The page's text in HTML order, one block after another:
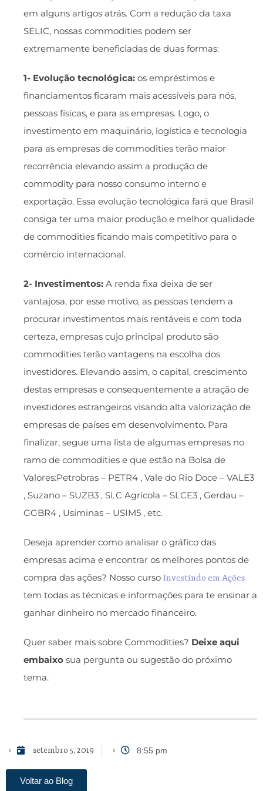
em alguns artigos atrás. Com a redução da taxa
SELIC, nossas commodities podem ser
extremamente beneficiadas de duas formas:
1- Evolução tecnológica: os empréstimos e
financiamentos ficaram mais acessíveis para nós,
pessoas físicas, e para as empresas. Logo, o
investimento em maquinário, logística e tecnologia
para as empresas de commodities terão maior
recorrência elevando assim a produção de
commodity para nosso consumo interno e
exportação. Essa evolução tecnológica fará que Brasil
consiga ter uma maior produção e melhor qualidade
de commodities ficando mais competitivo para o
comércio internacional.
2- Investimentos: A renda fixa deixa de ser
vantajosa, por esse motivo, as pessoas tendem a
procurar investimentos mais rentáveis e com toda
certeza, empresas cujo principal produto são
commodities terão vantagens na escolha dos
investidores. Elevando assim, o capital, crescimento
destas empresas e consequentemente a atração de
investidores estrangeiros visando alta valorização de
empresas de países em desenvolvimento. Para
finalizar, segue uma lista de algumas empresas no
ramo de commodities e que estão na Bolsa de
Valores:​Petrobras – PETR4 , Vale do Rio Doce – VALE3
, Suzano – SUZB3 , SLC Agrícola – SLCE3 , Gerdau –
GGBR4 , Usiminas – USIM5 , etc.
Deseja aprender como analisar o gráfico das
empresas acima e encontrar os melhores pontos de
compra das ações? Nosso curso Investindo em Ações
tem todas as técnicas e informações para te ensinar a
ganhar dinheiro no mercado financeiro.
Quer saber mais sobre Commodities? Deixe aqui
embaixo sua pergunta ou sugestão do próximo
tema.
setembro 5, 2019 8:55 pm
Voltar ao Blog